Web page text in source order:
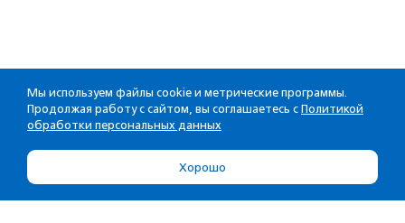
Мы используем файлы cookie и метрические программы.
Продолжая работу с сайтом, вы соглашаетесь с Политикой
обработки персональных данных
Хорошо